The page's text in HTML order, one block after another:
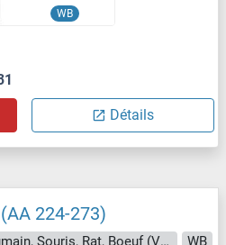
WB
Détails
224-273)
Reactivité: Humain, Souris, Rat, Boeuf (Vache), Chien, Cobaye, Cheval, Lapin, Poisson zèbre (Danio rerio), Roussette (Chauve-souris), Singe, Porc
WB